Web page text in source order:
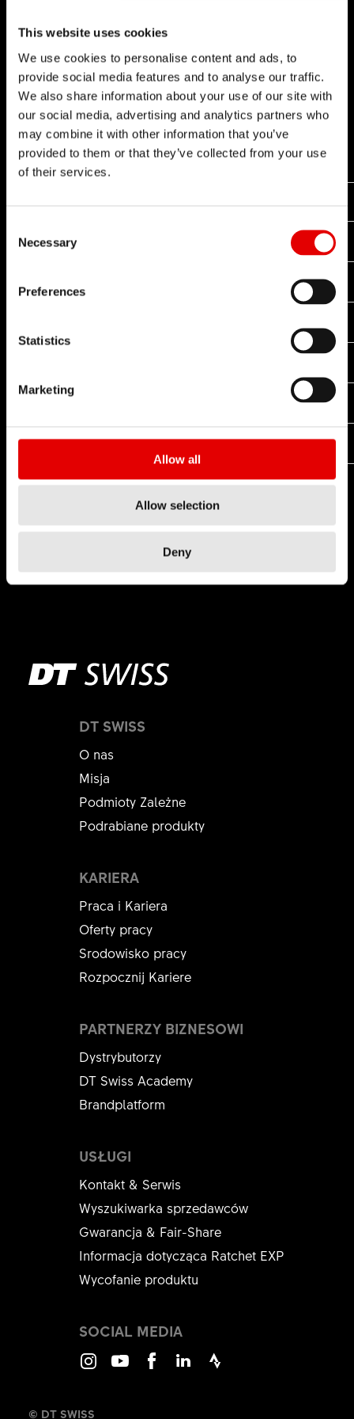
This website uses cookies
We use cookies to personalise content and ads, to
provide social media features and to analyse our traffic.
We also share information about your use of our site with
our social media, advertising and analytics partners who
may combine it with other information that you’ve
provided to them or that they’ve collected from your use
of their services.
Necessary
Preferences
Statistics
Marketing
Allow all
Allow selection
Deny
dowiedzieć się, który system freehub znajduje się
w piaście DT Swiss.
SYSTEM WOLNEGO KOŁA 30T
RATCHET LN x x
DT SWISS
O nas
Misja
Podmioty Zależne
Podrabiane produkty
KARIERA
Praca i Kariera
Oferty pracy
Srodowisko pracy
Rozpocznij Kariere
USŁUGI
Kontakt & Serwis
Wyszukiwarka sprzedawców
Gwarancja & Fair-Share
Informacja dotycząca Ratchet EXP
Wycofanie produktu
PARTNERZY BIZNESOWI
Dystrybutorzy
DT Swiss Academy
Brandplatform
SOCIAL MEDIA
© DT SWISS